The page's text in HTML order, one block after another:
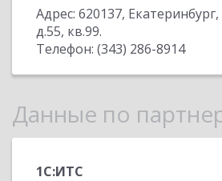
Адрес: 620137, Екатеринбург,
д.55, кв.99.
Телефон: (343) 286-8914
Данные по
1С:ИТС